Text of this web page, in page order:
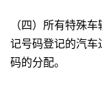
（四）所有特殊
记号码登记的汽
码的分配。